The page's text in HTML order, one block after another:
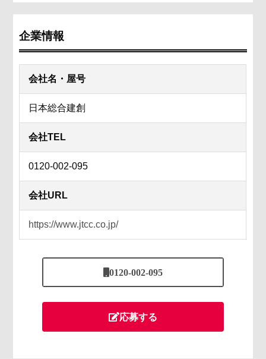
企業情報
会社名・屋号
日本総合建創
会社TEL
0120-002-095
会社URL
https://www.jtcc.co.jp/
0120-002-095
応募する